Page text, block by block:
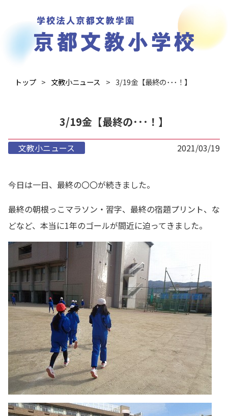
トップ 文教小ニュース 3/19金【最終の･･･！】
3/19金【最終の･･･！】
文教小ニュース 2021/03/19
今日は一日、最終の〇〇が続きました。
最終の朝根っこマラソン・習字、最終の宿題プリント、な
どなど、本当に1年のゴールが間近に迫ってきました。